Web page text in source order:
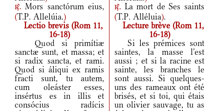
r. Mors sanctórum eius,
(T.P. Allelúia.)
r. La mort de Ses saints
(T.P. Alléluia).
Lectio brevis (Rom 11,
16-18)
Lecture brève (Rom 11,
16-18)
Quod si primítiæ
sanctæ sunt, et massa; et
si radix sancta, et rami.
Quod si áliqui ex ramis
fracti sunt, tu autem,
cum oleáster esses,
insértus es in illis et
consócius radícis
Si les prémices sont
saintes, la masse l'est
aussi ; et si la racine est
sainte, les branches le
sont aussi. Si quelques-
uns des rameaux ont été
brisés, et si toi, qui étais
un olivier sauvage, tu as